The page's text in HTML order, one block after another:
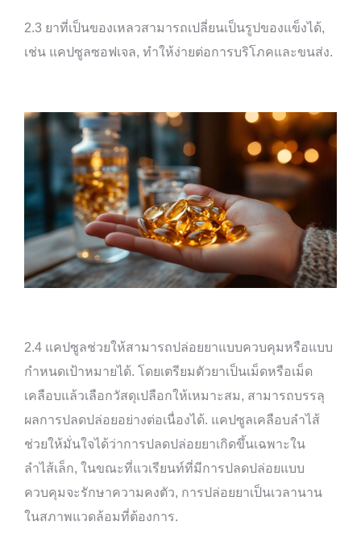
2.3 ยาที่เป็นของเหลวสามารถเปลี่ยนเป็นรูปของแข็งได้,
เช่น แคปซูลซอฟเจล, ทำให้ง่ายต่อการบริโภคและขนส่ง.
2.4 แคปซูลช่วยให้สามารถปล่อยยาแบบควบคุมหรือแบบ
กำหนดเป้าหมายได้. โดยเตรียมตัวยาเป็นเม็ดหรือเม็ด
เคลือบแล้วเลือกวัสดุเปลือกให้เหมาะสม, สามารถบรรลุ
ผลการปลดปล่อยอย่างต่อเนื่องได้. แคปซูลเคลือบลำไส้
ช่วยให้มั่นใจได้ว่าการปลดปล่อยยาเกิดขึ้นเฉพาะใน
ลำไส้เล็ก, ในขณะที่แวเรียนท์ที่มีการปลดปล่อยแบบ
ควบคุมจะรักษาความคงตัว, การปล่อยยาเป็นเวลานาน
ในสภาพแวดล้อมที่ต้องการ.